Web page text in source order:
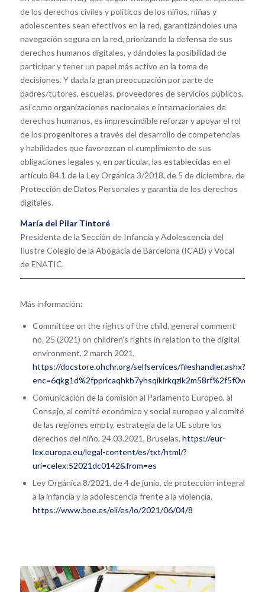
de los derechos civiles y políticos de los niños, niñas y
adolescentes sean efectivos en la red, garantizándoles una
navegación segura en la red, priorizando la defensa de sus
derechos humanos digitales, y dándoles la posibilidad de
participar y tener un papel más activo en la toma de
decisiones. Y dada la gran preocupación por parte de
padres/tutores, escuelas, proveedores de servicios públicos,
así como organizaciones nacionales e internacionales de
derechos humanos, es imprescindible reforzar y apoyar el rol
de los progenitores a través del desarrollo de competencias
y habilidades que favorezcan el cumplimiento de sus
obligaciones legales y, en particular, las establecidas en el
artículo 84.1 de la Ley Orgánica 3/2018, de 5 de diciembre, de
Protección de Datos Personales y garantía de los derechos
digitales.
María del Pilar Tintoré
Presidenta de la Sección de Infancia y Adolescencia del
Ilustre Colegio de la Abogacía de Barcelona (ICAB) y Vocal
de ENATIC.
Más información:
Committee on the rights of the child, general comment
no. 25 (2021) on children’s rights in relation to the digital
environment, 2 march 2021,
https://docstore.ohchr.org/selfservices/fileshandler.ashx?
Comunicación de la comisión al Parlamento Europeo, al
Consejo, al comité económico y social europeo y al comité
de las regiones empty, estrategia de la UE sobre los
derechos del niño, 24.03.2021, Bruselas, https://eur-
lex.europa.eu/legal-content/es/txt/html/?
uri=celex:52021dc0142&from=es
Ley Orgánica 8/2021, de 4 de junio, de protección integral
a la infancia y la adolescencia frente a la violencia.
https://www.boe.es/eli/es/lo/2021/06/04/8